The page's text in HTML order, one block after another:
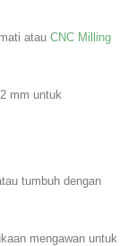
atau CNC Milling
mm untuk
tumbuh dengan
mengawan untuk